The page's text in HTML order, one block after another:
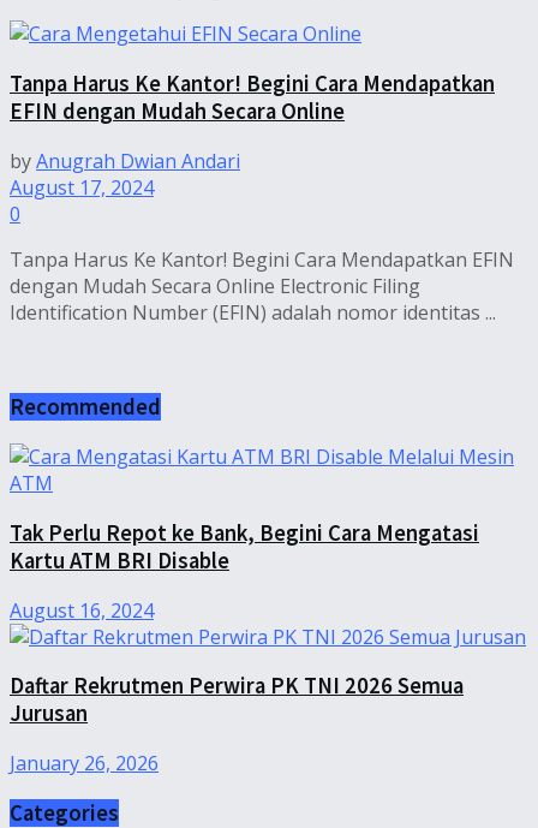
Tanpa Harus Ke Kantor! Begini Cara Mendapatkan
EFIN dengan Mudah Secara Online
byAnugrah Dwian Andari
August 17, 2024
0
Tanpa Harus Ke Kantor! Begini Cara Mendapatkan EFIN
dengan Mudah Secara Online Electronic Filing
Identification Number (EFIN) adalah nomor identitas ...
Recommended
Tak Perlu Repot ke Bank, Begini Cara Mengatasi
Kartu ATM BRI Disable
August 16, 2024
Daftar Rekrutmen Perwira PK TNI 2026 Semua
Jurusan
January 26, 2026
Categories